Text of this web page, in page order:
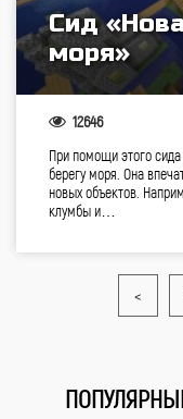
Сид
моря»
12646
При помощи этого
берегу моря. Она
новых объектов.
клумбы и…
<